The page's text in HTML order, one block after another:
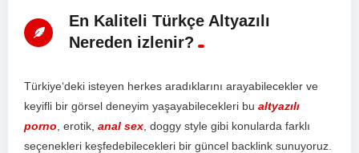
En Kaliteli Türkçe Altyazılı
Nereden izlenir?
Türkiye‘deki isteyen herkes aradıklarını arayabilecekler ve
keyifli bir görsel deneyim yaşayabilecekleri bu altyazılı
porno erotik anal sex doggy style gibi konularda farklı
seçenekleri keşfedebilecekleri bir güncel backlink sunuyoruz